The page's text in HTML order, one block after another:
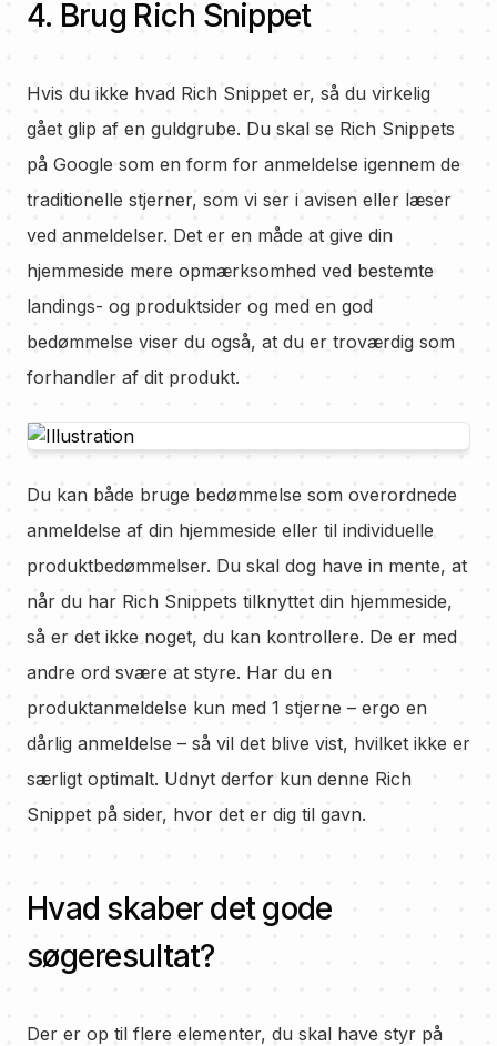
4. Brug Rich Snippet
Hvis du ikke hvad Rich Snippet er, så du virkelig
gået glip af en guldgrube. Du skal se Rich Snippets
på Google som en form for anmeldelse igennem de
traditionelle stjerner, som vi ser i avisen eller læser
ved anmeldelser. Det er en måde at give din
hjemmeside mere opmærksomhed ved bestemte
landings- og produktsider og med en god
bedømmelse viser du også, at du er troværdig som
forhandler af dit produkt.
Du kan både bruge bedømmelse som overordnede
anmeldelse af din hjemmeside eller til individuelle
produktbedømmelser. Du skal dog have in mente, at
når du har Rich Snippets tilknyttet din hjemmeside,
så er det ikke noget, du kan kontrollere. De er med
andre ord svære at styre. Har du en
produktanmeldelse kun med 1 stjerne – ergo en
dårlig anmeldelse – så vil det blive vist, hvilket ikke er
særligt optimalt. Udnyt derfor kun denne Rich
Snippet på sider, hvor det er dig til gavn.
Hvad skaber det gode
søgeresultat?
Der er op til flere elementer, du skal have styr på